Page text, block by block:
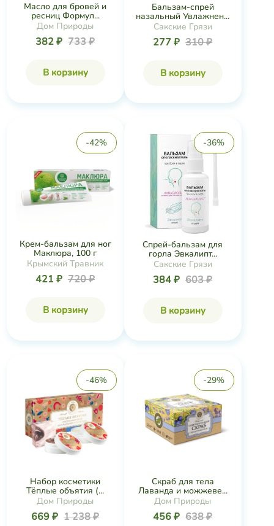
Масло для бровей и
ресниц Формул...
Дом Природы
382 ₽ 733 ₽
В корзину
Бальзам-спрей
назальный Увлажнен...
Сакские Грязи
277 ₽ 310 ₽
В корзину
-42%
Крем-бальзам для ног
Маклюра, 100 г
Крымский Травник
421 ₽ 720 ₽
В корзину
-36%
Спрей-бальзам для
горла Эвкалипт...
Сакские Грязи
384 ₽ 603 ₽
В корзину
-46%
Набор косметики
Тёплые объятия (...
Дом Природы
669 ₽ 1 238 ₽
-29%
Скраб для тела
Лаванда и можжеве...
Дом Природы
456 ₽ 638 ₽